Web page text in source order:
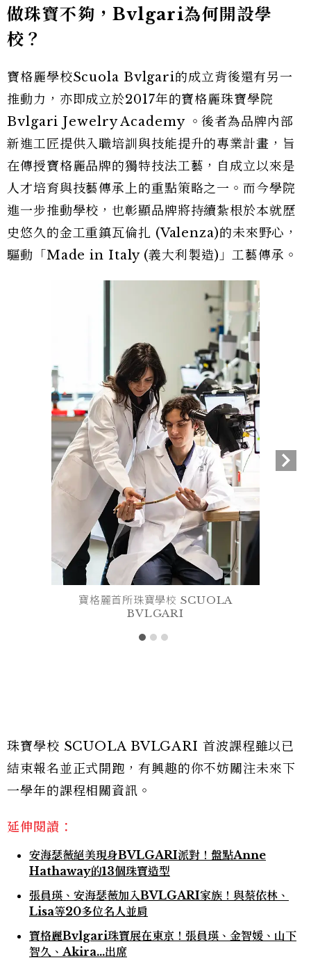
做珠寶不夠，Bvlgari為何開設學
校？
寶格麗學校Scuola Bvlgari的成立背後還有另一
推動力，亦即成立於2017年的寶格麗珠寶學院
Bvlgari Jewelry Academy 。後者為品牌內部
新進工匠提供入職培訓與技能提升的專業計畫，旨
在傳授寶格麗品牌的獨特技法工藝，自成立以來是
人才培育與技藝傳承上的重點策略之一。而今學院
進一步推動學校，也彰顯品牌將持續紮根於本就歷
史悠久的金工重鎮瓦倫扎 (Valenza)的未來野心，
驅動「Made in Italy (義大利製造)」工藝傳承。
寶格麗首所珠寶學校 SCUOLA
BVLGARI
珠寶學校 SCUOLA BVLGARI 首波課程雖以已
結束報名並正式開跑，有興趣的你不妨關注未來下
一學年的課程相關資訊。
延伸閱讀：
安海瑟薇絕美現身BVLGARI派對！盤點Anne
Hathaway的13個珠寶造型
張員瑛、安海瑟薇加入BVLGARI家族！與蔡依林、
Lisa等20多位名人並肩
寶格麗Bvlgari珠寶展在東京！張員瑛、金智媛、山下
智久、Akira...出席